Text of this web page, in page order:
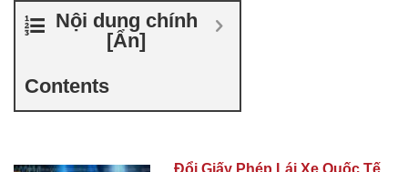
Nội dung chính
[Ẩn]
Contents
Đổi Giấy Phép Lái Xe Quốc Tế